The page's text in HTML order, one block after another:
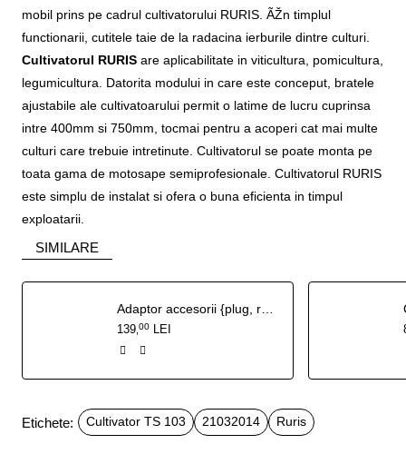
mobil prins pe cadrul cultivatorului RURIS. ÃŽn timplul
functionarii, cutitele taie de la radacina ierburile dintre culturi.
Cultivatorul RURIS are aplicabilitate in viticultura, pomicultura,
legumicultura. Datorita modului in care este conceput, bratele
ajustabile ale cultivatoarului permit o latime de lucru cuprinsa
intre 400mm si 750mm, tocmai pentru a acoperi cat mai multe
culturi care trebuie intretinute. Cultivatorul se poate monta pe
toata gama de motosape semiprofesionale. Cultivatorul RURIS
este simplu de instalat si ofera o buna eficienta in timpul
exploatarii.
SIMILARE
Adaptor accesorii {plug, rarita reglabila} TS103
139 00 LEI
Etichete: Cultivator TS 103 21032014 Ruris